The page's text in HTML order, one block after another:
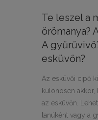
Te leszel a
örömanya?
A
esküvőn?
Az esküvői cipő
különösen
az esküvőn.
tanúként vagy a